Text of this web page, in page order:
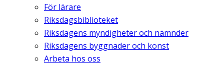
För lärare
Riksdagsbiblioteket
Riksdagens myndigheter och nämnder
Riksdagens byggnader och konst
Arbeta hos oss